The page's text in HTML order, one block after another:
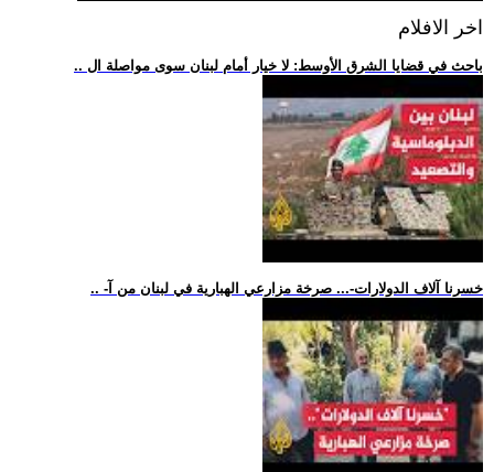
اخر الافلام
.. باحث في قضايا الشرق الأوسط: لا خيار أمام لبنان سوى مواصلة ال
.. -خسرنا آلاف الدولارات-... صرخة مزارعي الهبارية في لبنان من آ